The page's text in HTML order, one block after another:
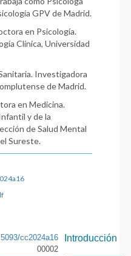
GPV de Madrid.
en Psicología.
Clínica, Universidad
Investigadora
de Madrid.
en Medicina.
y de la
de Salud Mental
Sureste.
cc2024a16
00002
Introducción